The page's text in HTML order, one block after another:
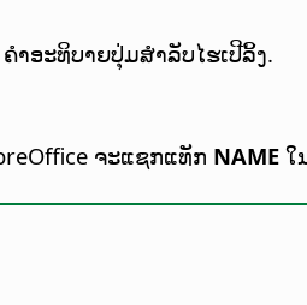
ອະທິບາຍປຸ່ມສຳລັບໄຮເປີລິ້ງ.
ຈະແຊກແທັກ NAME ໃ